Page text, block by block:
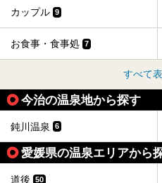
カップル 9
お食事・食事処 7
すべて
今治の温泉地から探す
鈍川温泉 6
愛媛県の温泉エリアから
道後 50